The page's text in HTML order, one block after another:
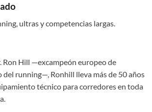
ultras y competencias largas.
Ron Hill —excampeón europeo de
running—, Ronhill lleva más de 50 años
técnico para corredores en toda